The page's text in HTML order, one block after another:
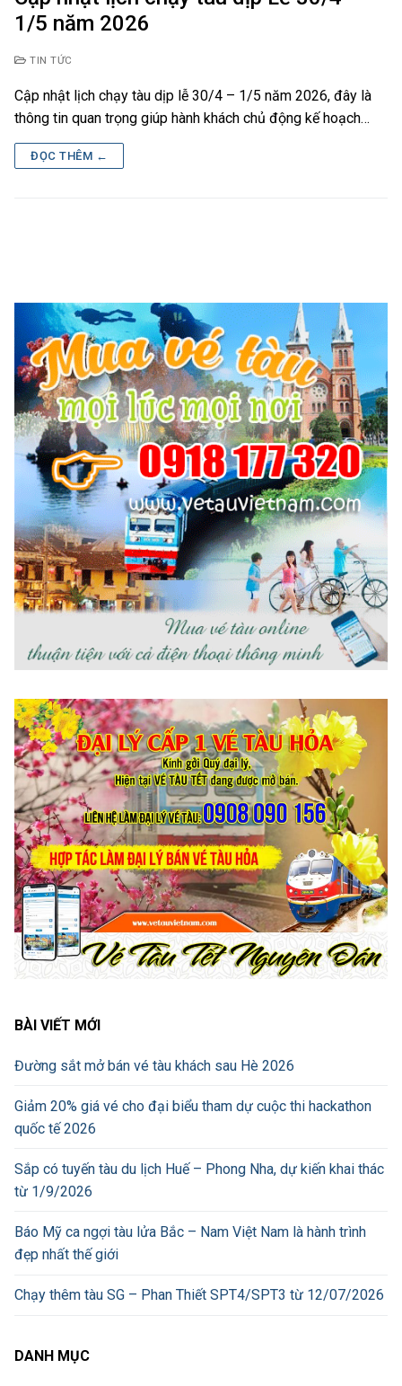
1/5 năm 2026
TIN TỨC
Cập nhật lịch chạy tàu dịp lễ 30/4 – 1/5 năm 2026, đây là
thông tin quan trọng giúp hành khách chủ động kế hoạch…
ĐỌC THÊM ←
BÀI VIẾT MỚI
Đường sắt mở bán vé tàu khách sau Hè 2026
Giảm 20% giá vé cho đại biểu tham dự cuộc thi hackathon
quốc tế 2026
Sắp có tuyến tàu du lịch Huế – Phong Nha, dự kiến khai thác
từ 1/9/2026
Báo Mỹ ca ngợi tàu lửa Bắc – Nam Việt Nam là hành trình
đẹp nhất thế giới
Chạy thêm tàu SG – Phan Thiết SPT4/SPT3 từ 12/07/2026
DANH MỤC